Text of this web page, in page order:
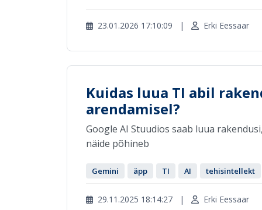
23.01.2026 17:10:09 | Erki Eessaar
Kuidas luua TI abil
arendamisel?
Google AI Stuudios saab luua
näide põhineb
Gemini äpp TI AI tehisintellekt
29.11.2025 18:14:27 | Erki Eessaar